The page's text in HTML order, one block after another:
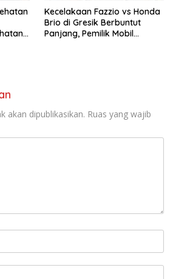
Kecelakaan Fazzio vs Honda
Brio di Gresik Berbuntut
Panjang, Pemilik Mobil
akan dipublikasikan. Ruas yang wajib